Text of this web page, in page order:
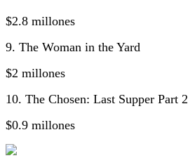
$2.8 millones
9. The Woman in the Yard
$2 millones
10. The Chosen: Last Supper Part 2
$0.9 millones